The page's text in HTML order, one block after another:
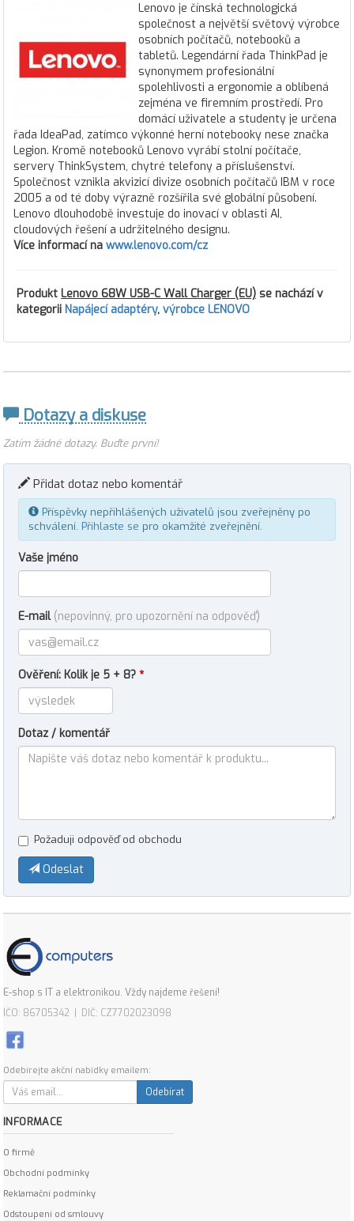
Lenovo je čínská technologická
společnost a největší světový výrobce
osobních počítačů, notebooků a
tabletů. Legendární řada ThinkPad je
synonymem profesionální
spolehlivosti a ergonomie a oblíbená
zejména ve firemním prostředí. Pro
domácí uživatele a studenty je určena
řada IdeaPad, zatímco výkonné herní notebooky nese značka
Legion. Kromě notebooků Lenovo vyrábí stolní počítače,
servery ThinkSystem, chytré telefony a příslušenství.
Společnost vznikla akvizicí divize osobních počítačů IBM v roce
2005 a od té doby výrazně rozšířila své globální působení.
Lenovo dlouhodobě investuje do inovací v oblasti AI,
cloudových řešení a udržitelného designu.
Více informací na www.lenovo.com/cz
Produkt Lenovo 68W USB-C Wall Charger (EU) se nachází v
kategorii Napájecí adaptéry, výrobce LENOVO
Dotazy a diskuse
Zatím žádné dotazy. Buďte první!
Přidat dotaz nebo komentář
Příspěvky nepřihlášených uživatelů jsou zveřejněny po
schválení. Přihlaste se pro okamžité zveřejnění.
Vaše jméno
E-mail (nepovinný, pro upozornění na odpověď)
Ověření: Kolik je 5 + 8? *
Dotaz / komentář
Požaduji odpověď od obchodu
Odeslat
E-shop s IT a elektronikou. Vždy najdeme řešení!
IČO: 86705342 | DIČ: CZ7702023098
Odebírejte akční nabídky emailem:
Odebírat
INFORMACE
O firmě
Obchodní podmínky
Reklamační podmínky
Odstoupení od smlouvy